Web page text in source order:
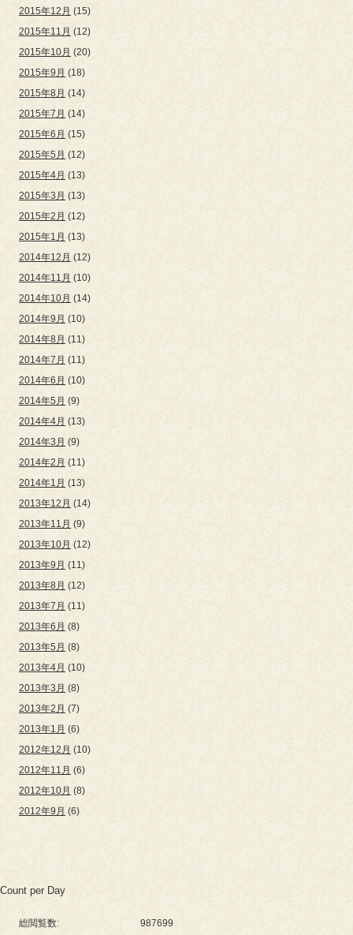
2015年12月 (15)
2015年11月 (12)
2015年10月 (20)
2015年9月 (18)
2015年8月 (14)
2015年7月 (14)
2015年6月 (15)
2015年5月 (12)
2015年4月 (13)
2015年3月 (13)
2015年2月 (12)
2015年1月 (13)
2014年12月 (12)
2014年11月 (10)
2014年10月 (14)
2014年9月 (10)
2014年8月 (11)
2014年7月 (11)
2014年6月 (10)
2014年5月 (9)
2014年4月 (13)
2014年3月 (9)
2014年2月 (11)
2014年1月 (13)
2013年12月 (14)
2013年11月 (9)
2013年10月 (12)
2013年9月 (11)
2013年8月 (12)
2013年7月 (11)
2013年6月 (8)
2013年5月 (8)
2013年4月 (10)
2013年3月 (8)
2013年2月 (7)
2013年1月 (6)
2012年12月 (10)
2012年11月 (6)
2012年10月 (8)
2012年9月 (6)
Count per Day
987699
総閲覧数: